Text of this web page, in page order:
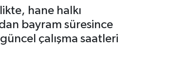
hane halkı
bayram süresince
çalışma saatleri